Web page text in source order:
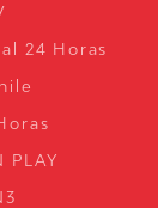
24 Horas
PLAY